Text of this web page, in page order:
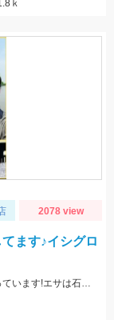
ｋ
2078 view
ます♪イシグロ
5月6月はテナガエビのハイシーズン!サイズも良くなっています!エサは石ゴカイで、小さく切ると針掛かりアップします!